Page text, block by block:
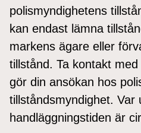
polismyndighetens
kan endast lämna
markens ägare eller
tillstånd. Ta kontakt
gör din ansökan hos
tillståndsmyndighet. Var
handläggningstiden är